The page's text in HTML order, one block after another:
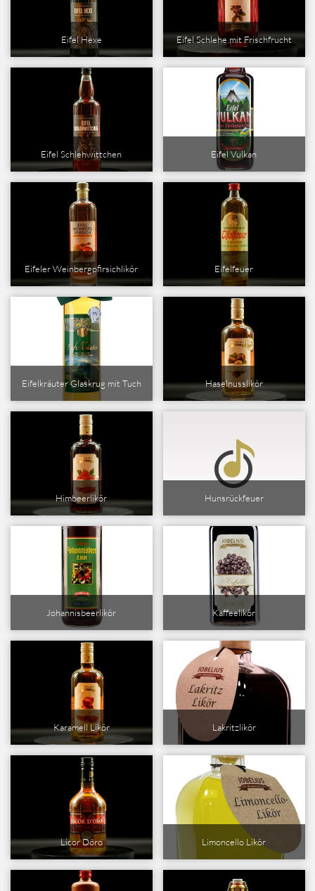
Eifel Hexe Eifel Schlehe mit Frischfrucht
Eifel Schlehwittchen Eifel Vulkan
Eifeler Weinbergpfirsichlikör Eifelfeuer
Eifelkräuter Glaskrug mit Tuch Haselnusslikör
Himbeerlikör Hunsrückfeuer
Johannisbeerlikör Kaffeelikör
Karamell Likör Lakritzlikör
Licor Dóro Limoncello Likör